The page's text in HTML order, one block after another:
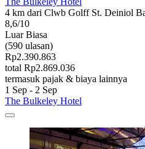
4 km dari Clwb Golff St. Deiniol
8,6/10
Luar Biasa
(590 ulasan)
Rp2.390.863
total Rp2.869.036
termasuk pajak & biaya lainnya
1 Sep - 2 Sep
The Bulkeley Hotel